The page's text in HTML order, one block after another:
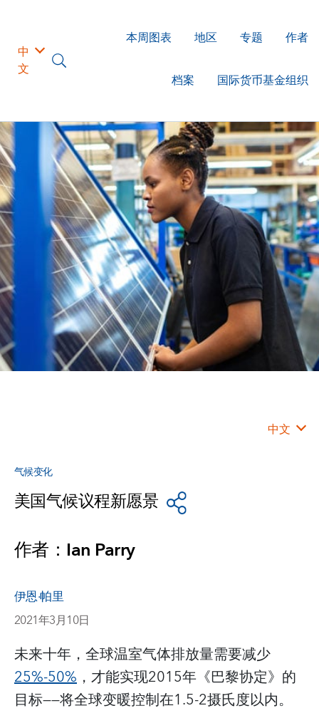
中
文
本周图表 地区 专题 作者
档案 国际货币基金组织
中文
气候变化
美国气候议程新愿景
作者：Ian Parry
伊恩·帕里
2021年3月10日
未来十年，全球温室气体排放量需要减少
25%-50% ，才能实现2015年《巴黎协定》的
目标——将全球变暖控制在1.5-2摄氏度以内。